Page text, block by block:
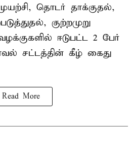
தொடர் தாக்குதல்,
குற்றமுறு
ஈடுபட்ட 2 பேர்
சட்டத்தின் கீழ் கைது
Read More